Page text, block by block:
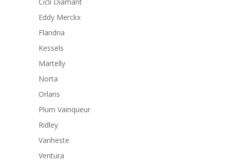
Eddy Merckx
Flandria
Kessels
Martelly
Norta
Orlans
Plum Vainqueur
Ridley
Vanheste
Ventura